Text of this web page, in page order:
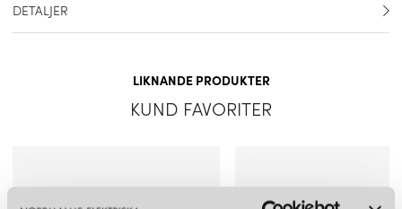
eller bordslampa..
DETALJER
Glas
LIKNANDE PRODUKTER
KUND FAVORITER